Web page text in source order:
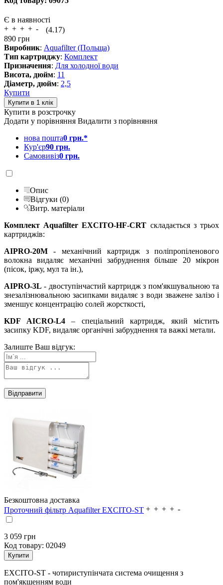
Є в наявності
(4.17)
890 грн
Виробник: Aquafilter (Польща)
Тип картриджу: Комплект
Призначення: Для холодної води
Висота, дюйм: 11
Діаметр, дюйм: 2,5
Купити
Купити в розстрочку
Додати у порівняння Видалити з порівняння
нова пошта0 грн.*
Кур'єр90 грн.
Самовивіз0 грн.
Опис
Відгуки (0)
Витр. матеріали
Комплект Aquafilter EXCITO-HF-CRT складається з трьох
картриджів:
AIPRO-20M - механічний картридж з поліпропіленового
волокна видаляє механічні забруднення більше 20 мікрон
(пісок, іржу, мул та ін.),
AIPRO-3L - двоступінчастий картридж з пом'якшувальною та
знезалізнювальною засипками видаляє з води зважене залізо і
зменшує концентрацію солей жорсткості,
KDF AICRO-L4– спеціальний картридж, який містить
засипку KDF, видаляє органічні забруднення та важкі метали.
Залиште Ваш відгук:
Безкоштовна доставка
Проточний фільтр Aquafilter EXCITO-ST
3 059 грн
Код товару: 02049
EXCITO-ST - чотириступінчата система очищення з
пом'якшенням води